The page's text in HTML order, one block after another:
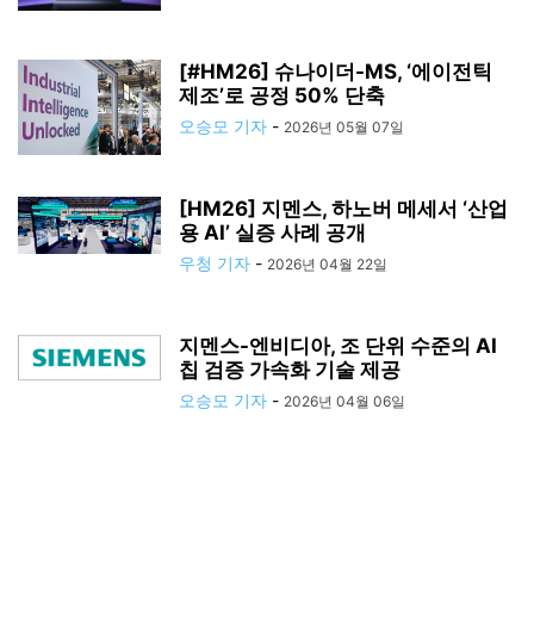
[#HM26] 슈나이더-MS, ‘에이전틱
제조’로 공정 50% 단축
오승모 기자 - 2026년 05월 07일
[HM26] 지멘스, 하노버 메세서 ‘산업
용 AI’ 실증 사례 공개
우청 기자 - 2026년 04월 22일
지멘스-엔비디아, 조 단위 수준의 AI
칩 검증 가속화 기술 제공
오승모 기자 - 2026년 04월 06일